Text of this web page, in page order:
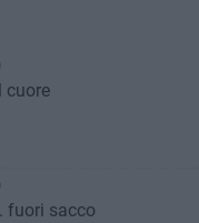
cuore
fuori sacco